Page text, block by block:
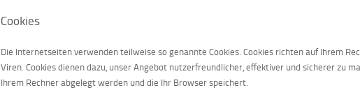
Cookies
Die Internetseiten verwenden teilweise so genannte Cookies. Cookies richten auf Ihrem
Viren. Cookies dienen dazu, unser Angebot nutzerfreundlicher, effektiver und sicherer zu
Ihrem Rechner abgelegt werden und die Ihr Browser speichert.